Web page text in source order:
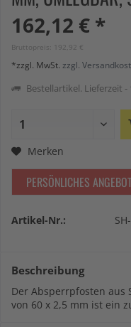
162,12 € *
Bruttopreis: 192,92 €
*zzgl. MwSt. zzgl.
Bestellartikel. Lieferzeit -
Merken
PERSÖNLICHES
Artikel-Nr.:
Beschreibung
Der Absperrpfosten
von 60 x 2,5 mm ist ein